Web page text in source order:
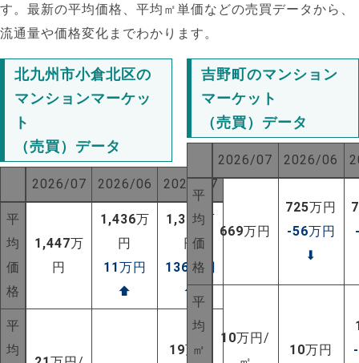
NEW!
す。最新の平均価格、平均㎡単価などの売買データから、
流通量や価格変化までわかります。
北九州市小倉北区の
マンションマーケッ
ト
（売買）データ
2026/07 2026/06 2025/07
平
均
価
格
1,447万
円
1,436万
円
11万円
⬆
1,311万
円
136 万円
⬆
平
均
19万円
吉野町のマンション
マーケット
（売買）データ
2026/07 2026/06
平
均
価
格
669万円
725万円
-56万円
⬇
平
均
㎡
10万円/
10万円